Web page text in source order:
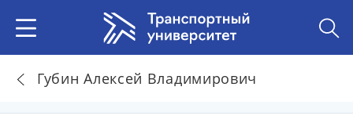
Губин Алексей Владимирович